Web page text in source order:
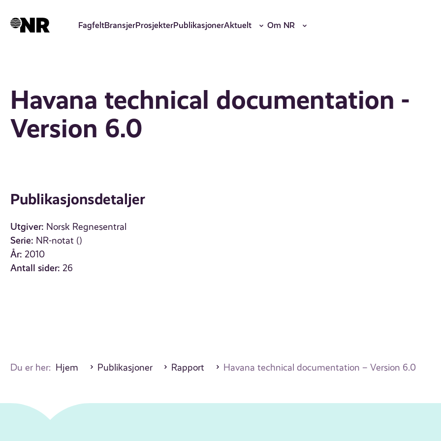
hovedinnhold
FagfeltBransjerProsjekterPublikasjonerAktuelt Om NR
Havana technical documentation -
Version 6.0
Publikasjonsdetaljer
Utgiver: Norsk Regnesentral
Serie: NR-notat ()
År: 2010
Antall sider: 26
Du er her: Hjem Publikasjoner Rapport Havana technical documentation – Version 6.0